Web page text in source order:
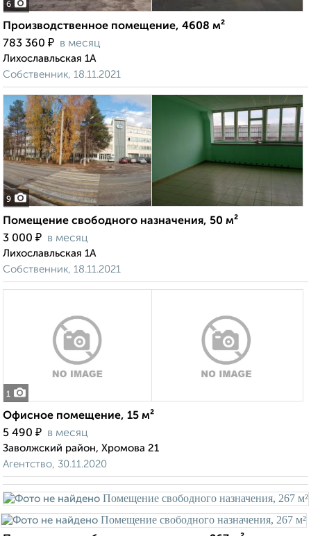
6
Производственное помещение, 4608 м²
783 360 ₽ в месяц
Лихославльская 1А
Собственник, 18.11.2021
9
Помещение свободного назначения, 50 м²
3 000 ₽ в месяц
Лихославльская 1А
Собственник, 18.11.2021
1
Офисное помещение, 15 м²
5 490 ₽ в месяц
Заволжский район, Хромова 21
Агентство, 30.11.2020